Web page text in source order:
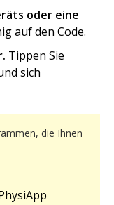
oder eine
auf den Code.
Tippen Sie
sich
die Ihnen